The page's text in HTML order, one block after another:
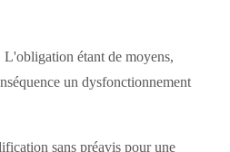
L'obligation étant de moyens,
un dysfonctionnement
sans préavis pour une